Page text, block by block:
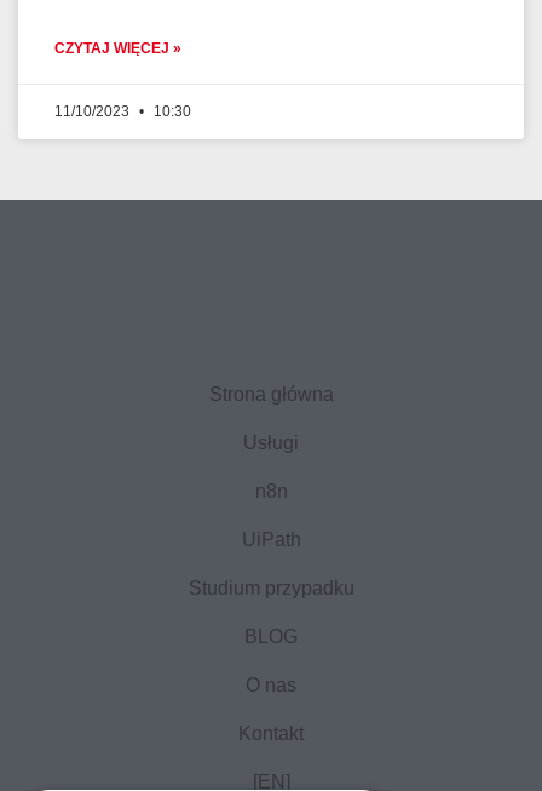
CZYTAJ WIĘCEJ »
11/10/2023 10:30
Strona główna
Usługi
n8n
UiPath
Studium przypadku
BLOG
O nas
Kontakt
[EN]